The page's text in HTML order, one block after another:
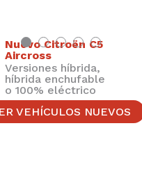
VEHÍCULOS NUEVOS
Nuevo Citroën C5
Aircross
Versiones híbrida,
híbrida enchufable
o 100% eléctrico